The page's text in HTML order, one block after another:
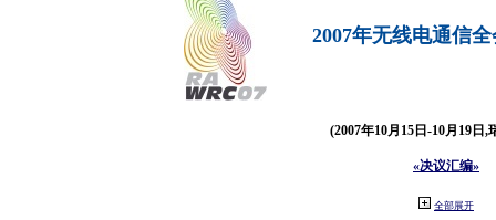
2007年无线电通信
(2007年10月15日-10月19日,
«决议汇编»
全部展开